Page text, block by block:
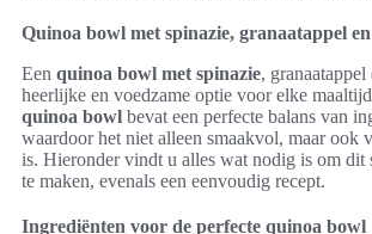
Quinoa bowl met spinazie, granaatappel
Een quinoa bowl met spinazie, granaatappel
heerlijke en voedzame optie voor elke
quinoa bowl bevat een perfecte balans van
waardoor het niet alleen smaakvol, maar ook
is. Hieronder vindt u alles wat nodig is om dit
te maken, evenals een eenvoudig recept.
Ingrediënten voor de perfecte quinoa bowl